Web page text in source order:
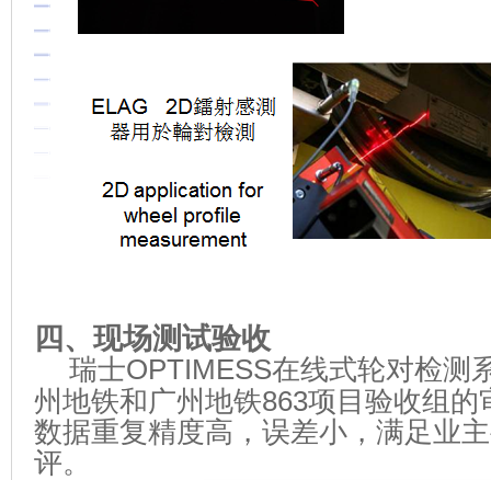
四、现场测试验收
瑞士OPTIMESS在线式轮对检测
州地铁和广州地铁863项目验收组的
数据重复精度高，误差小，满足业
评。